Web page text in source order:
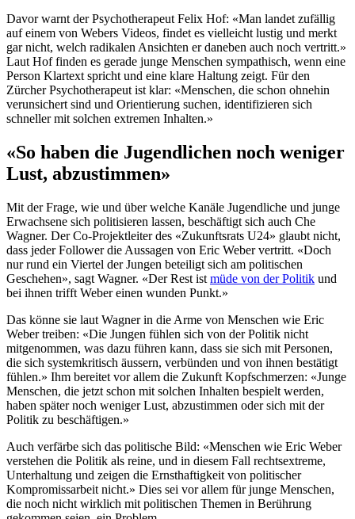
Davor warnt der Psychotherapeut Felix Hof: «Man landet zufällig
auf einem von Webers Videos, findet es vielleicht lustig und merkt
gar nicht, welch radikalen Ansichten er daneben auch noch vertritt.»
Laut Hof finden es gerade junge Menschen sympathisch, wenn eine
Person Klartext spricht und eine klare Haltung zeigt. Für den
Zürcher Psychotherapeut ist klar: «Menschen, die schon ohnehin
verunsichert sind und Orientierung suchen, identifizieren sich
schneller mit solchen extremen Inhalten.»
«So haben die Jugendlichen noch weniger
Lust, abzustimmen»
Mit der Frage, wie und über welche Kanäle Jugendliche und junge
Erwachsene sich politisieren lassen, beschäftigt sich auch Che
Wagner. Der Co-Projektleiter des «Zukunftsrats U24» glaubt nicht,
dass jeder Follower die Aussagen von Eric Weber vertritt. «Doch
nur rund ein Viertel der Jungen beteiligt sich am politischen
Geschehen», sagt Wagner. «Der Rest ist müde von der Politik und
bei ihnen trifft Weber einen wunden Punkt.»
Das könne sie laut Wagner in die Arme von Menschen wie Eric
Weber treiben: «Die Jungen fühlen sich von der Politik nicht
mitgenommen, was dazu führen kann, dass sie sich mit Personen,
die sich systemkritisch äussern, verbünden und von ihnen bestätigt
fühlen.» Ihm bereitet vor allem die Zukunft Kopfschmerzen: «Junge
Menschen, die jetzt schon mit solchen Inhalten bespielt werden,
haben später noch weniger Lust, abzustimmen oder sich mit der
Politik zu beschäftigen.»
Auch verfärbe sich das politische Bild: «Menschen wie Eric Weber
verstehen die Politik als reine, und in diesem Fall rechtsextreme,
Unterhaltung und zeigen die Ernsthaftigkeit von politischer
Kompromissarbeit nicht.» Dies sei vor allem für junge Menschen,
die noch nicht wirklich mit politischen Themen in Berührung